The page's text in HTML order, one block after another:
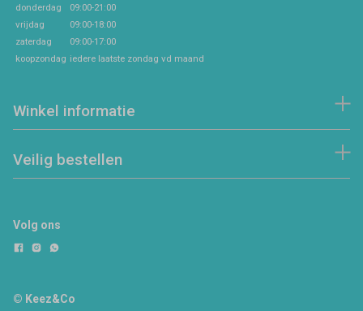
donderdag
09:00-21:00
vrijdag
09:00-18:00
zaterdag
09:00-17:00
koopzondag iedere laatste zondag vd maand
Winkel informatie
Veilig bestellen
Volg ons
© Keez&Co